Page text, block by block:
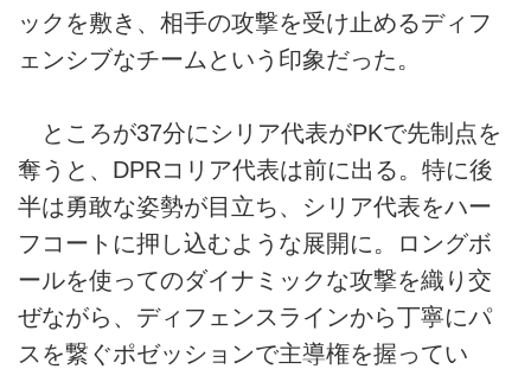
ックを敷き、相手の攻撃を受け止めるディフ
ェンシブなチームという印象だった。
ところが37分にシリア代表がPKで先制点を
奪うと、DPRコリア代表は前に出る。特に後
半は勇敢な姿勢が目立ち、シリア代表をハー
フコートに押し込むような展開に。ロングボ
ールを使ってのダイナミックな攻撃を織り交
ぜながら、ディフェンスラインから丁寧にパ
スを繋ぐポゼッションで主導権を握ってい